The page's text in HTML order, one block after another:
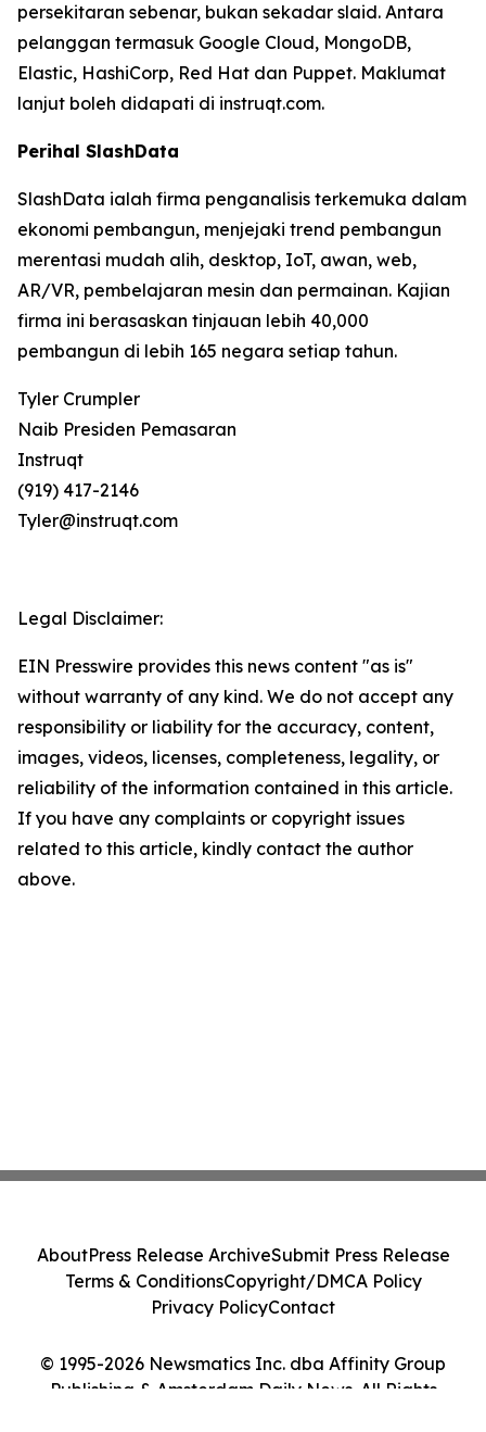
persekitaran sebenar, bukan sekadar slaid. Antara
pelanggan termasuk Google Cloud, MongoDB,
Elastic, HashiCorp, Red Hat dan Puppet. Maklumat
lanjut boleh didapati di instruqt.com.
Perihal SlashData
SlashData ialah firma penganalisis terkemuka dalam
ekonomi pembangun, menjejaki trend pembangun
merentasi mudah alih, desktop, IoT, awan, web,
AR/VR, pembelajaran mesin dan permainan. Kajian
firma ini berasaskan tinjauan lebih 40,000
pembangun di lebih 165 negara setiap tahun.
Tyler Crumpler
Naib Presiden Pemasaran
Instruqt
(919) 417-2146
Tyler@instruqt.com
Legal Disclaimer:
EIN Presswire provides this news content "as is"
without warranty of any kind. We do not accept any
responsibility or liability for the accuracy, content,
images, videos, licenses, completeness, legality, or
reliability of the information contained in this article.
If you have any complaints or copyright issues
related to this article, kindly contact the author
above.
© 1995-2026 Newsmatics Inc. dba Affinity Group
Publishing & Amsterdam Daily News. All Rights
AboutPress Release ArchiveSubmit Press Release
Terms & ConditionsCopyright/DMCA Policy
Privacy PolicyContact